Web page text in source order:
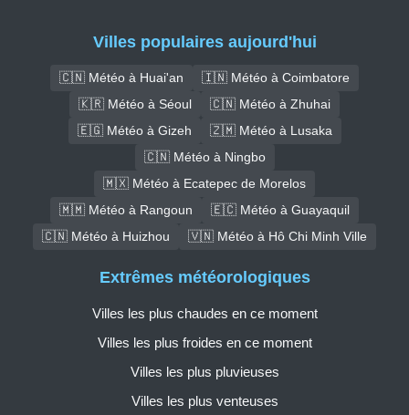
Villes populaires aujourd'hui
🇨🇳 Météo à Huai'an
🇮🇳 Météo à Coimbatore
🇰🇷 Météo à Séoul
🇨🇳 Météo à Zhuhai
🇪🇬 Météo à Gizeh
🇿🇲 Météo à Lusaka
🇨🇳 Météo à Ningbo
🇲🇽 Météo à Ecatepec de Morelos
🇲🇲 Météo à Rangoun
🇪🇨 Météo à Guayaquil
🇨🇳 Météo à Huizhou
🇻🇳 Météo à Hô Chi Minh Ville
Extrêmes météorologiques
Villes les plus chaudes en ce moment
Villes les plus froides en ce moment
Villes les plus pluvieuses
Villes les plus venteuses